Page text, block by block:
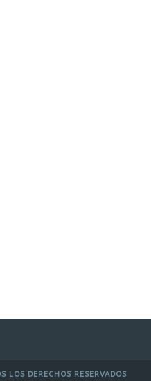
DERECHOS RESERVADOS